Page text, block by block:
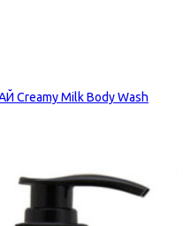
Creamy Milk Body Wash